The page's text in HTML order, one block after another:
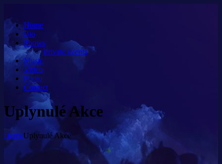
Home
Bio
Shows
Private events
Music
Video
Photo
Contact
Uplynulé Akce
HomeUplynulé Akce